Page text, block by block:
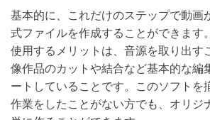
基本的に、これだけのステップで動画
式ファイルを作成することができます
使用するメリットは、音源を取り出す
像作品のカットや結合など基本的な編
ートしていることです。このソフトを
作業をしたことがない方でも、オリジ